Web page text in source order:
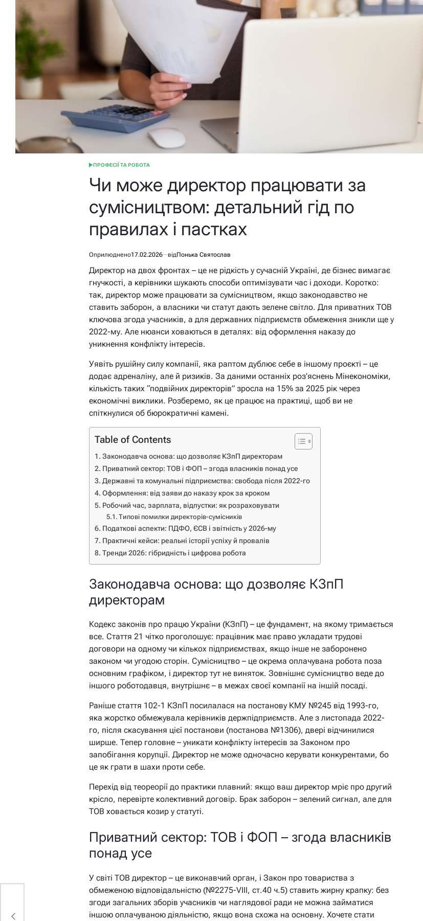
ОПУБЛІКУВАТИ
ПРОФЕСІЇ ТА РОБОТА
Чи може директор працювати за
сумісництвом: детальний гід по
правилах і пастках
Оприлюднено17.02.2026 відПонька Святослав
Директор на двох фронтах – це не рідкість у сучасній Україні, де бізнес вимагає
гнучкості, а керівники шукають способи оптимізувати час і доходи. Коротко:
так, директор може працювати за сумісництвом, якщо законодавство не
ставить заборон, а власники чи статут дають зелене світло. Для приватних ТОВ
ключова згода учасників, а для державних підприємств обмеження зникли ще у
2022-му. Але нюанси ховаються в деталях: від оформлення наказу до
уникнення конфлікту інтересів.
Уявіть рушійну силу компанії, яка раптом дублює себе в іншому проєкті – це
додає адреналіну, але й ризиків. За даними останніх роз’яснень Мінекономіки,
кількість таких “подвійних директорів” зросла на 15% за 2025 рік через
економічні виклики. Розберемо, як це працює на практиці, щоб ви не
спіткнулися об бюрократичні камені.
Table of Contents
Законодавча основа: що дозволяє КЗпП директорам
Приватний сектор: ТОВ і ФОП – згода власників понад усе
Державні та комунальні підприємства: свобода після 2022-го
Оформлення: від заяви до наказу крок за кроком
Робочий час, зарплата, відпустки: як розраховувати
Типові помилки директорів-сумісників
Податкові аспекти: ПДФО, ЄСВ і звітність у 2026-му
Практичні кейси: реальні історії успіху й провалів
Тренди 2026: гібридність і цифрова робота
Законодавча основа: що дозволяє КЗпП
директорам
Кодекс законів про працю України (КЗпП) – це фундамент, на якому тримається
все. Стаття 21 чітко проголошує: працівник має право укладати трудові
договори на одному чи кількох підприємствах, якщо інше не заборонено
законом чи угодою сторін. Сумісництво – це окрема оплачувана робота поза
основним графіком, і директор тут не виняток. Зовнішнє сумісництво веде до
іншого роботодавця, внутрішнє – в межах своєї компанії на іншій посаді.
Раніше стаття 102-1 КЗпП посилалася на постанову КМУ №245 від 1993-го,
яка жорстко обмежувала керівників держпідприємств. Але з листопада 2022-
го, після скасування цієї постанови (постанова №1306), двері відчинилися
ширше. Тепер головне – уникати конфлікту інтересів за Законом про
запобігання корупції. Директор не може одночасно керувати конкурентами, бо
це як грати в шахи проти себе.
Перехід від теореорії до практики плавний: якщо ваш директор мріє про другий
крісло, перевірте колективний договір. Брак заборон – зелений сигнал, але для
ТОВ ховається козир у статуті.
Приватний сектор: ТОВ і ФОП – згода власників
понад усе
У світі ТОВ директор – це виконавчий орган, і Закон про товариства з
обмеженою відповідальністю (№2275-VIII, ст.40 ч.5) ставить жирну крапку: без
згоди загальних зборів учасників чи наглядової ради не можна займатися
іншою оплачуваною діяльністю, якщо вона схожа на основну. Хочете стати